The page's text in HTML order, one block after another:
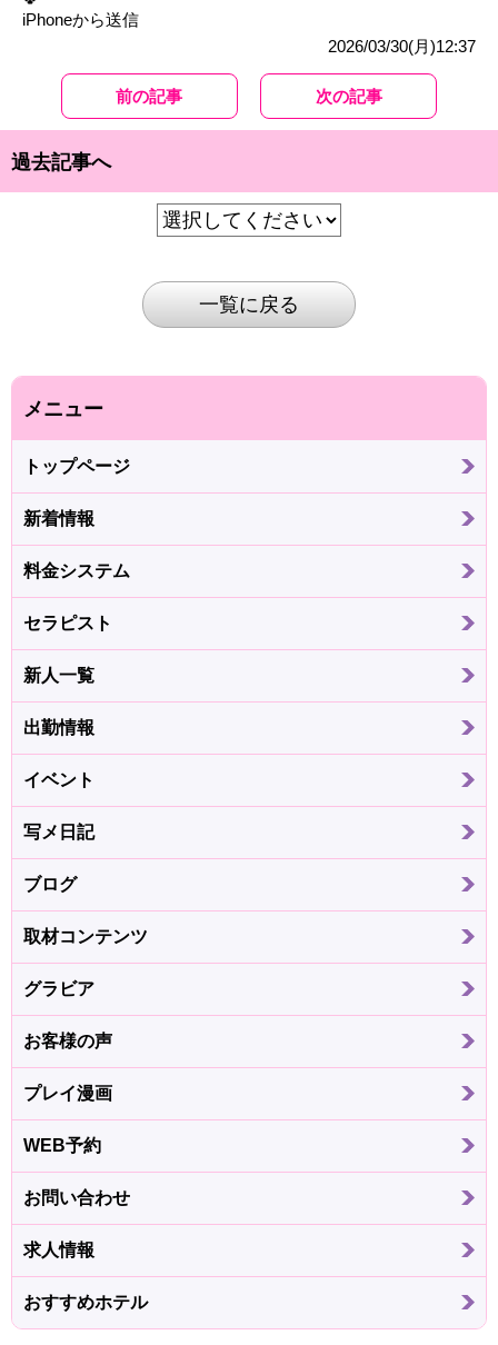
iPhoneから送信
2026/03/30(月)12:37
前の記事 次の記事
過去記事へ
一覧に戻る
メニュー
トップページ
新着情報
料金システム
セラピスト
新人一覧
出勤情報
イベント
写メ日記
ブログ
取材コンテンツ
グラビア
お客様の声
プレイ漫画
WEB予約
お問い合わせ
求人情報
おすすめホテル